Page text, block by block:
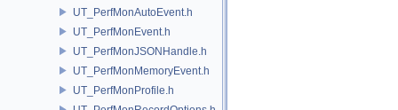
UT_PerfMonAutoEvent.h
UT_PerfMonEvent.h
UT_PerfMonJSONHandle.h
UT_PerfMonMemoryEvent.h
UT_PerfMonProfile.h